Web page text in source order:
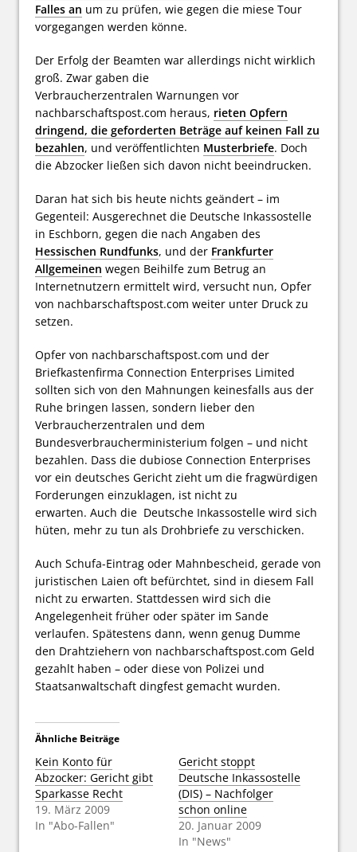
Falles an um zu prüfen, wie gegen die miese Tour
vorgegangen werden könne.
Der Erfolg der Beamten war allerdings nicht wirklich
groß. Zwar gaben die
Verbraucherzentralen Warnungen vor
nachbarschaftspost.com heraus, rieten Opfern
dringend, die geforderten Beträge auf keinen Fall zu
bezahlen, und veröffentlichten Musterbriefe. Doch
die Abzocker ließen sich davon nicht beeindrucken.
Daran hat sich bis heute nichts geändert – im
Gegenteil: Ausgerechnet die Deutsche Inkassostelle
in Eschborn, gegen die nach Angaben des
Hessischen Rundfunks, und der Frankfurter
Allgemeinen wegen Beihilfe zum Betrug an
Internetnutzern ermittelt wird, versucht nun, Opfer
von nachbarschaftspost.com weiter unter Druck zu
setzen.
Opfer von nachbarschaftspost.com und der
Briefkastenfirma Connection Enterprises Limited
sollten sich von den Mahnungen keinesfalls aus der
Ruhe bringen lassen, sondern lieber den
Verbraucherzentralen und dem
Bundesverbraucherministerium folgen – und nicht
bezahlen. Dass die dubiose Connection Enterprises
vor ein deutsches Gericht zieht um die fragwürdigen
Forderungen einzuklagen, ist nicht zu
erwarten. Auch die Deutsche Inkassostelle wird sich
hüten, mehr zu tun als Drohbriefe zu verschicken.
Auch Schufa-Eintrag oder Mahnbescheid, gerade von
juristischen Laien oft befürchtet, sind in diesem Fall
nicht zu erwarten. Stattdessen wird sich die
Angelegenheit früher oder später im Sande
verlaufen. Spätestens dann, wenn genug Dumme
den Drahtziehern von nachbarschaftspost.com Geld
gezahlt haben – oder diese von Polizei und
Staatsanwaltschaft dingfest gemacht wurden.
Ähnliche Beiträge
Kein Konto für
Abzocker: Gericht gibt
Sparkasse Recht
19. März 2009
In "Abo-Fallen"
Gericht stoppt
Deutsche Inkassostelle
(DIS) – Nachfolger
schon online
20. Januar 2009
In "News"